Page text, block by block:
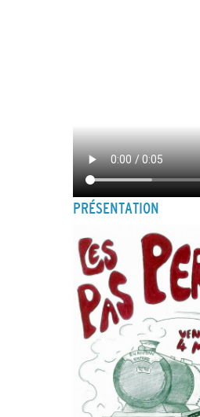
PRÉSENTATION